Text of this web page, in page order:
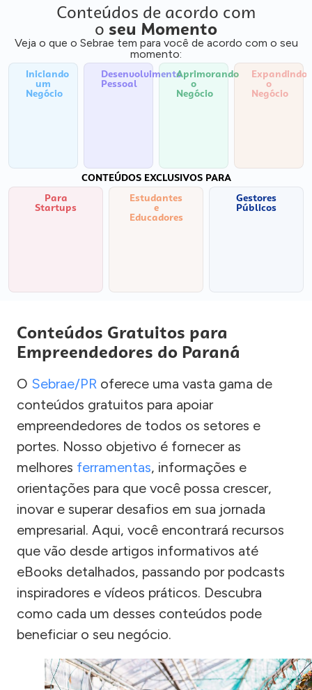
Conteúdos de acordo com
o seu Momento
Veja o que o Sebrae tem para você de acordo com o seu
momento:
Iniciando
um
Negócio
Desenvolvimento
Pessoal
Aprimorando
o
Negócio
Expandindo
o
Negócio
CONTEÚDOS EXCLUSIVOS PARA
Para
Startups
Estudantes
e
Educadores
Gestores
Públicos
Conteúdos Gratuitos para
Empreendedores do Paraná
O Sebrae/PR oferece uma vasta gama de
conteúdos gratuitos para apoiar
empreendedores de todos os setores e
portes. Nosso objetivo é fornecer as
melhores ferramentas, informações e
orientações para que você possa crescer,
inovar e superar desafios em sua jornada
empresarial. Aqui, você encontrará recursos
que vão desde artigos informativos até
eBooks detalhados, passando por podcasts
inspiradores e vídeos práticos. Descubra
como cada um desses conteúdos pode
beneficiar o seu negócio.